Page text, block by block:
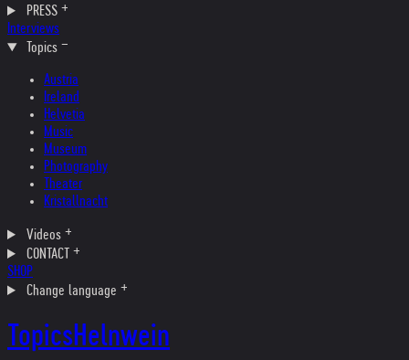
PRESS
Interviews
Topics
Austria
Ireland
Helvetia
Music
Museum
Photography
Theater
Kristallnacht
Videos
CONTACT
SHOP
Change language
TopicsHelnwein